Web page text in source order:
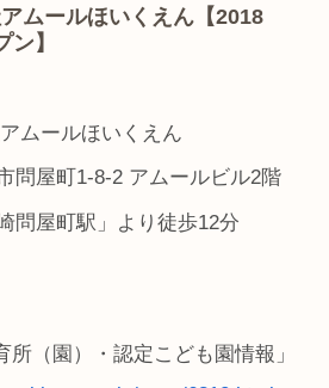
ムールほいくえん【2018
】
ムールほいくえん
問屋町1-8-2 アムールビル2階
問屋町駅」より徒歩12分
（園）・認定こども園情報」